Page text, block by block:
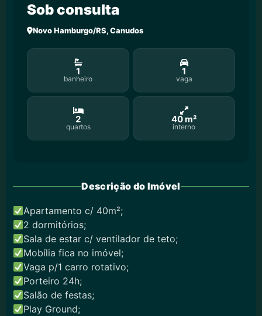
Sob consulta
Novo Hamburgo/RS, Canudos
1
banheiro
1
vaga
2
quartos
40 m²
interno
Descrição do Imóvel
Apartamento c/ 40m²;
2 dormitórios;
Sala de estar c/ ventilador de teto;
Mobília fica no imóvel;
Vaga p/1 carro rotativo;
Porteiro 24h;
Salão de festas;
Play Ground;